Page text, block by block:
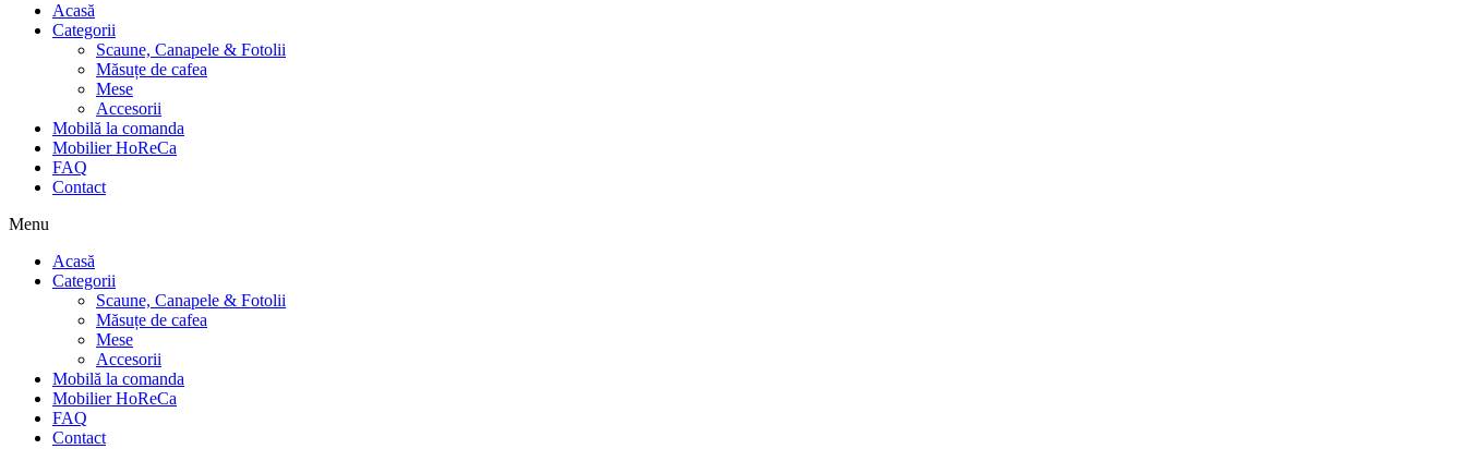
Acasă
Categorii
Scaune, Canapele & Fotolii
Măsuțe de cafea
Mese
Accesorii
Mobilă la comanda
Mobilier HoReCa
FAQ
Contact
Menu
Acasă
Categorii
Scaune, Canapele & Fotolii
Măsuțe de cafea
Mese
Accesorii
Mobilă la comanda
Mobilier HoReCa
FAQ
Contact